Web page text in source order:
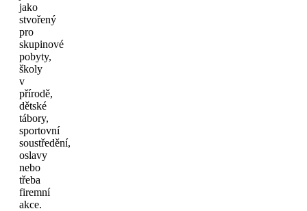
jako
stvořený
pro
skupinové
pobyty,
školy
v
přírodě,
dětské
tábory,
sportovní
soustředění,
oslavy
nebo
třeba
firemní
akce.